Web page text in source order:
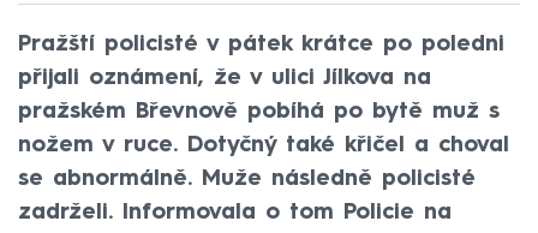
Pražští policisté v pátek krátce po poledni
přijali oznámení, že v ulici Jílkova na
pražském Břevnově pobíhá po bytě muž s
nožem v ruce. Dotyčný také křičel a choval
se abnormálně. Muže následně policisté
zadrželi. Informovala o tom Policie na